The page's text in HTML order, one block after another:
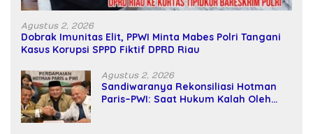
Agustus 2, 2026
Dobrak Imunitas Elit, PPWI Minta Mabes Polri Tangani
Kasus Korupsi SPPD Fiktif DPRD Riau
Agustus 2, 2026
Sandiwaranya Rekonsiliasi Hotman
Paris–PWI: Saat Hukum Kalah Oleh